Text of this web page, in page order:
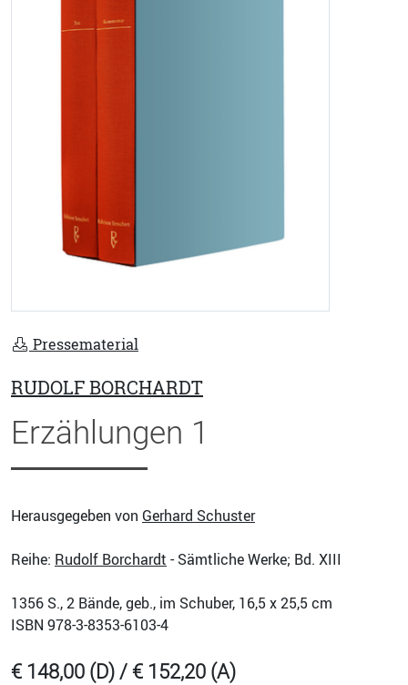
Pressematerial
RUDOLF BORCHARDT
Erzählungen 1
Herausgegeben von Gerhard Schuster
Reihe: Rudolf Borchardt - Sämtliche Werke; Bd. XIII
1356 S., 2 Bände, geb., im Schuber, 16,5 x 25,5 cm
ISBN 978-3-8353-6103-4
€ 148,00 (D) / € 152,20 (A)